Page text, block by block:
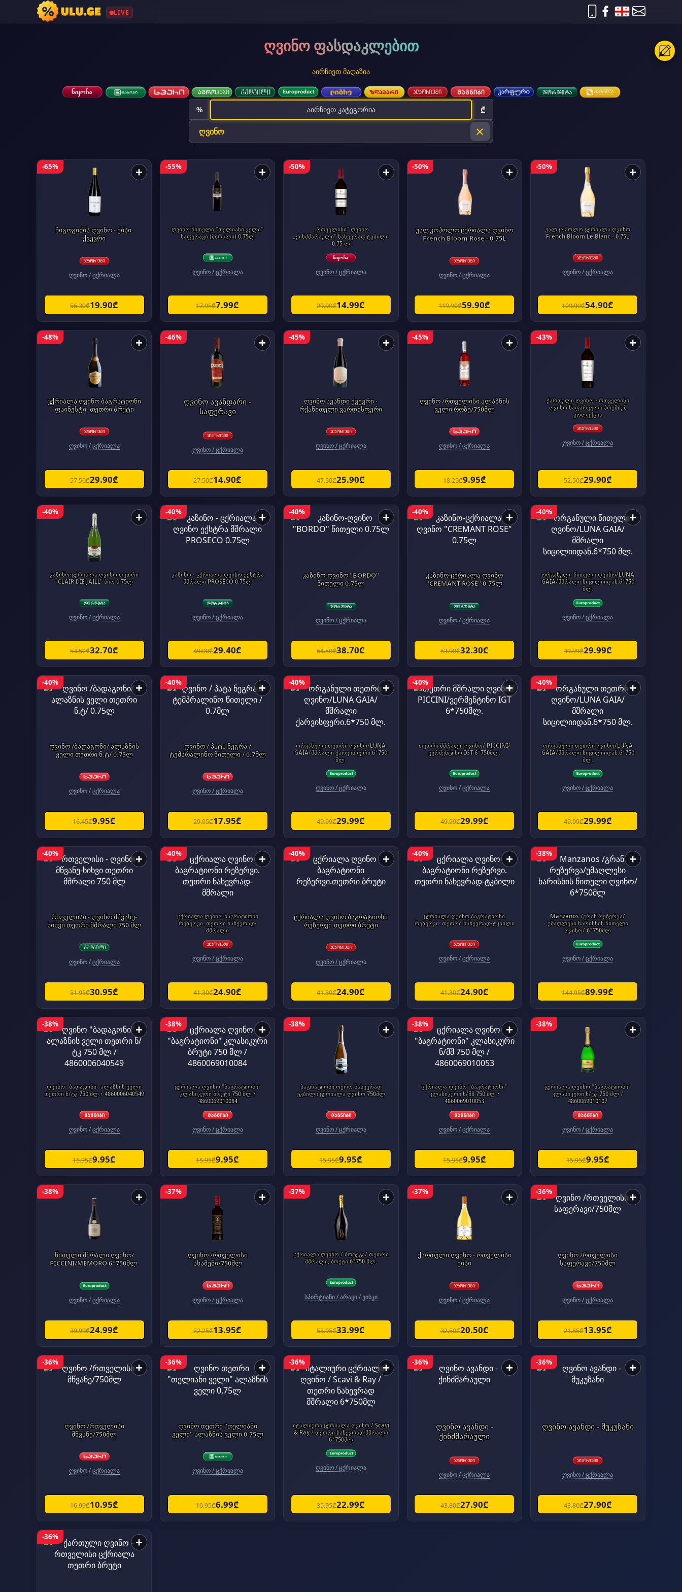
LIVE
ღვინო ფასდაკლებით
აირჩიეთ მაღაზია
% აირჩიეთ კატეგორია ₾
×
-65% +
ჩიგოგიძის ღვინო - ქისი.
ქვევრი
ღვინო / ცქრიალა
56.30₾19.90₾
-55% +
ღვინო წითელი "თელიანი ველი"
საფერავი (მშრალი) 0,75ლ
ღვინო / ცქრიალა
17.95₾7.99₾
-50% +
„რთველისი" ღვინო
„ქინძმარაული" ნახევრად ტკბილი
0.75 ლ
ღვინო / ცქრიალა
29.90₾14.99₾
-50% +
უალკოჰოლო ცქრიალა ღვინო
French Bloom Rose - 0.75L
ღვინო / ცქრიალა
119.90₾59.90₾
-50% +
უალკოჰოლო ცქრიალა ღვინო
French Bloom Le Blanc - 0.75L
ღვინო / ცქრიალა
109.90₾54.90₾
-48% +
ცქრიალა ღვინო ბაგრატიონი
ფაინესტი. თეთრი ბრუტი
ღვინო / ცქრიალა
57.50₾29.90₾
-46% +
ღვინო ავანდარი -
საფერავი
ღვინო / ცქრიალა
27.50₾14.90₾
-45% +
ღვინო ავანდი ქვევრი -
რქაწითელი ვარდისფერი
ღვინო / ცქრიალა
47.50₾25.90₾
-45% +
ღვინო /რთველისი ალაზნის
ველი როზე/750მლ
ღვინო / ცქრიალა
18.25₾9.95₾
-43% +
ქართული ღვინო - რთველისი
ღვინო ნაფარეული პრემიუმ
კოლექცია
ღვინო / ცქრიალა
52.50₾29.90₾
-40% +
კაზინო-ცქრიალა ღვინო თეთრი
"CLAIR DIE JAILL" ბიო 0.75ლ
ღვინო / ცქრიალა
54.50₾32.70₾
-40% +
კაზინო - ცქრიალა ღვინო ექსტრა
მშრალი PROSECO 0.75ლ
ღვინო / ცქრიალა
49.00₾29.40₾
-40% +
კაზინო-ღვინო "BORDO"
წითელი 0.75ლ
ღვინო / ცქრიალა
64.50₾38.70₾
-40% +
კაზინო-ცქრიალა ღვინო
"CREMANT ROSE" 0.75ლ
ღვინო / ცქრიალა
53.90₾32.30₾
-40% +
ორგანული წითელი ღვინო/LUNA
GAIA/მშრალი სიცილიიდან.6*750
მლ.
ღვინო / ცქრიალა
49.99₾29.99₾
-40% +
ღვინო /ბადაგონი/ ალაზნის
ველი თეთრი ნ.ტ/ 0.75ლ
ღვინო / ცქრიალა
16.45₾9.95₾
-40% +
ღვინო / პატა ნეგრა /
ტემპრალინო წითელი / 0.7მლ
ღვინო / ცქრიალა
29.95₾17.95₾
-40% +
ორგანული თეთრი ღვინო/LUNA
GAIA/მშრალი ქარვისფერი.6*750
მლ.
ღვინო / ცქრიალა
49.99₾29.99₾
-40% +
თეთრი მშრალი ღვინო/ PICCINI/
ვერმენტინო IGT 6*750მლ.
ღვინო / ცქრიალა
49.99₾29.99₾
-40% +
ორგანული თეთრი ღვინო/LUNA
GAIA/მშრალი სიცილიიდან.6*750
მლ.
ღვინო / ცქრიალა
49.99₾29.99₾
-40% +
რთველისი - ღვინო მწვანე-
ხიხვი თეთრი მშრალი 750 მლ
ღვინო / ცქრიალა
51.95₾30.95₾
-40% +
ცქრიალა ღვინო ბაგრატიონი
რეზერვი. თეთრი ნახევრად-
მშრალი
ღვინო / ცქრიალა
41.30₾24.90₾
-40% +
ცქრიალა ღვინო ბაგრატიონი
რეზერვი.თეთრი ბრუტი
ღვინო / ცქრიალა
41.30₾24.90₾
-40% +
ცქრიალა ღვინო ბაგრატიონი
რეზერვი. თეთრი ნახევრად-ტკბილი
ღვინო / ცქრიალა
41.30₾24.90₾
-38% +
Manzanos /გრან რეზერვა/
უმაღლესი ხარისხის წითელი
ღვინო/ 6*750მლ
ღვინო / ცქრიალა
144.95₾89.99₾
-38% +
ღვინო "ბადაგონი" ალაზნის ველი
თეთრი ნ/ტკ 750 მლ / 4860006040549
ღვინო / ცქრიალა
15.95₾9.95₾
-38% +
ცქრიალა ღვინო "ბაგრატიონი"
კლასიკური ბრუტი 750 მლ /
4860069010084
ღვინო / ცქრიალა
15.95₾9.95₾
-38% +
ბაგრატიონი ოქრო ნახევრად
ტკბილი ცქრიალა ღვინო 750მლ
ღვინო / ცქრიალა
15.95₾9.95₾
-38% +
ცქრიალა ღვინო "ბაგრატიონი"
კლასიკური ნ/მშ 750 მლ /
4860069010053
ღვინო / ცქრიალა
15.95₾9.95₾
-38% +
ცქრიალა ღვინო "ბაგრატიონი"
კლასიკური ნ/ტკ 750 მლ /
4860069010107
ღვინო / ცქრიალა
15.95₾9.95₾
-38% +
წითელი მშრალი ღვინო/
PICCINI/MEMORO 6*750მლ.
ღვინო / ცქრიალა
39.99₾24.99₾
-37% +
ღვინო /რთველისი
ახაშენი/750მლ
ღვინო / ცქრიალა
22.25₾13.95₾
-37% +
ცქრიალა ღვინო / ბოტეგა/ თეთრი
მშრალი, ბრუტი 6*750 მლ.
სპირტიანი / არაყი / ვისკი
53.95₾33.99₾
-37% +
ქართული ღვინო - რთველისი
ქისი
ღვინო / ცქრიალა
32.50₾20.50₾
-36% +
ღვინო /რთველისი
საფერავი/750მლ
ღვინო / ცქრიალა
21.85₾13.95₾
-36% +
ღვინო /რთველისი
მწვანე/750მლ
ღვინო / ცქრიალა
16.99₾10.95₾
-36% +
ღვინო თეთრი "თელიანი
ველი" ალაზნის ველი 0,75ლ
ღვინო / ცქრიალა
10.95₾6.99₾
-36% +
იტალიური ცქრიალა ღვინო / Scavi
& Ray / თეთრი ნახევრად მშრალი
6*750მლ
ღვინო / ცქრიალა
35.95₾22.99₾
-36% +
ღვინო ავანდი -
ქინძმარაული
ღვინო / ცქრიალა
43.80₾27.90₾
-36% +
ღვინო ავანდი - მუკუზანი
ღვინო / ცქრიალა
43.80₾27.90₾
-36% +